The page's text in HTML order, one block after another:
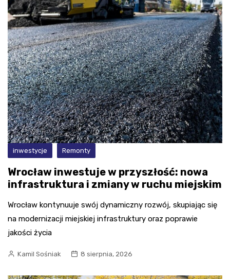
inwestycje Remonty
Wrocław inwestuje w przyszłość: nowa
infrastruktura i zmiany w ruchu miejskim
Wrocław kontynuuje swój dynamiczny rozwój, skupiając się
na modernizacji miejskiej infrastruktury oraz poprawie
jakości życia
Kamil Sośniak 8 sierpnia, 2026